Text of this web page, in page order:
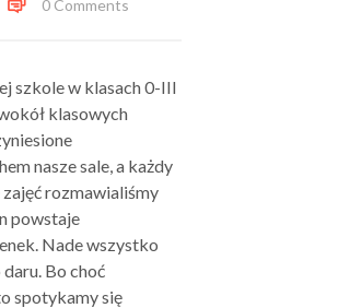
0 Comments
szkole w klasach 0-III
klasowych
nasze sale, a każdy
rozmawialiśmy
powstaje
Nade wszystko
Bo choć
spotykamy się